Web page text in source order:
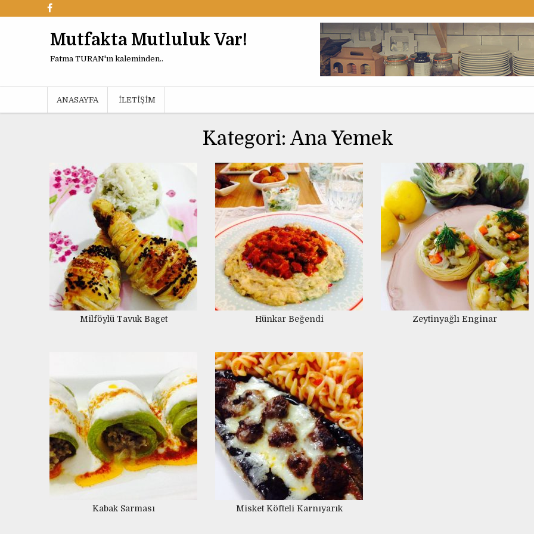
Mutfakta Mutluluk Var!
Fatma TURAN'ın kaleminden..
ANASAYFA İLETIŞIM
Kategori: Ana Yemek
Milföylü Tavuk Baget Hünkar Beğendi Zeytinyağlı Enginar
25 MART 2015
Kabak Sarması
12 OCAK 2015
Misket Köfteli Karnıyarık